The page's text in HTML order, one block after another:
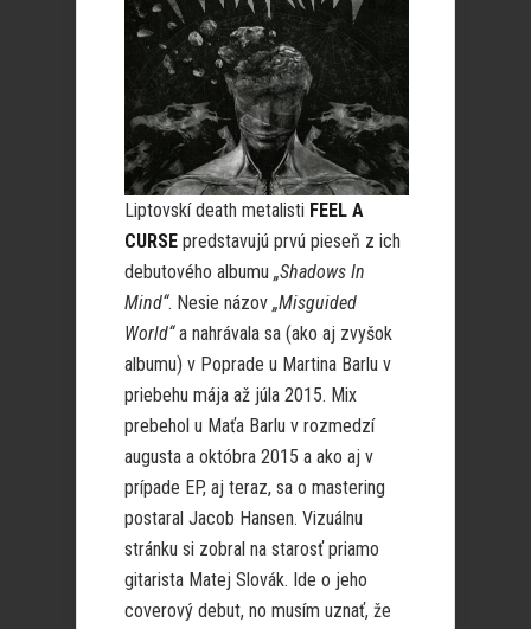
Liptovskí death metalisti FEEL A
CURSE predstavujú prvú pieseň z ich
debutového albumu „Shadows In
Mind“. Nesie názov „Misguided
World“a nahrávala sa (ako aj zvyšok
albumu) v Poprade u Martina Barlu v
priebehu mája až júla 2015. Mix
prebehol u Maťa Barlu v rozmedzí
augusta a októbra 2015 a ako aj v
prípade EP, aj teraz, sa o mastering
postaral Jacob Hansen. Vizuálnu
stránku si zobral na starosť priamo
gitarista Matej Slovák. Ide o jeho
coverový debut, no musím uznať, že